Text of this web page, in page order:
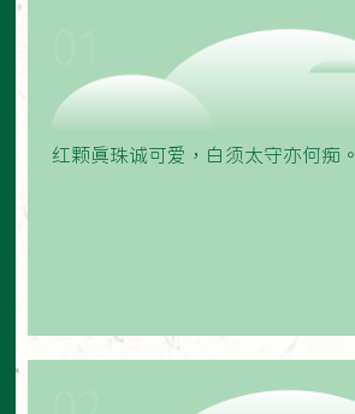
红颗真珠诚可爱，白须太守亦何痴。